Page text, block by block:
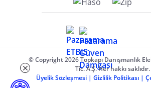
© Copyright 2026 Topkapı Danışmanlık
Tic. A.Ş. Her hakkı saklıdır.
Üyelik Sözleşmesi | Gizlilik Politikası |